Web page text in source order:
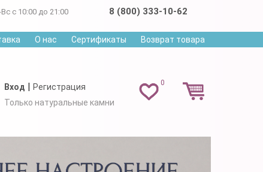
с 10:00 до 21:00 8 (800) 333-10-62
О нас Сертификаты Возврат товара
0
Вход | Регистрация
Только натуральные камни